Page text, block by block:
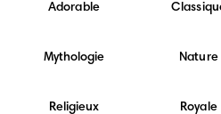
Adorable
Mythologie Nature
Religieux Royale